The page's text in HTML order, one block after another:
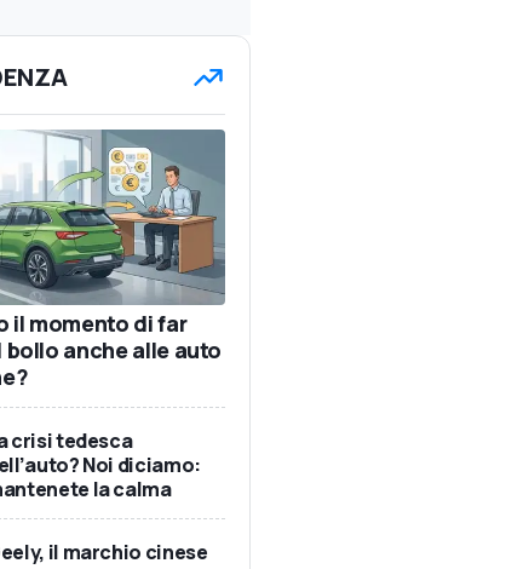
il momento di far
bollo anche alle auto
crisi tedesca
Noi diciamo:
la calma
il marchio cinese